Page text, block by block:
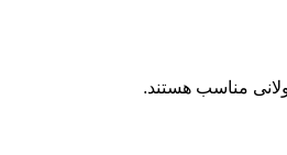
مناسب هستند.